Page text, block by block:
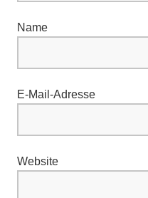
Name
E-Mail-Adresse
Website